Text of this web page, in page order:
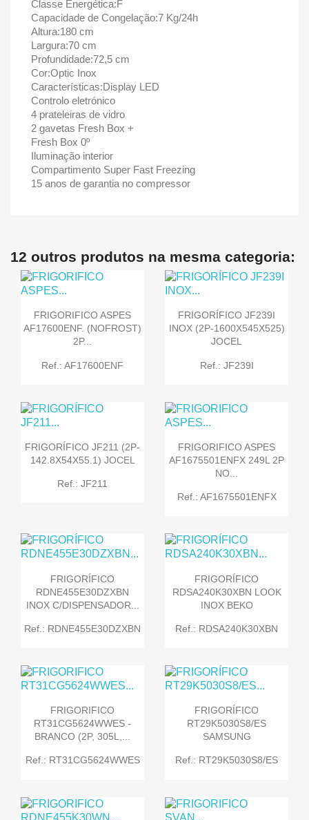
Classe Energética:F
Capacidade de Congelação:7 Kg/24h
Altura:180 cm
Largura:70 cm
Profundidade:72,5 cm
Cor:Optic Inox
Características:Display LED
Controlo eletrónico
4 prateleiras de vidro
2 gavetas Fresh Box +
Fresh Box 0º
Iluminação interior
Compartimento Super Fast Freezing
15 anos de garantia no compressor
12 outros produtos na mesma categoria:
FRIGORIFICO ASPES
AF17600ENF. (NOFROST)
2P...
Ref.: AF17600ENF
FRIGORÍFICO JF239I
INOX (2P-1600X545X525)
JOCEL
Ref.: JF239I
FRIGORÍFICO JF211 (2P-
142.8X54X55.1) JOCEL
Ref.: JF211
FRIGORIFICO ASPES
AF1675501ENFX 249L 2P
NO...
Ref.: AF1675501ENFX
FRIGORÍFICO
RDNE455E30DZXBN
INOX C/DISPENSADOR...
Ref.: RDNE455E30DZXBN
FRIGORÍFICO
RDSA240K30XBN LOOK
INOX BEKO
Ref.: RDSA240K30XBN
FRIGORIFICO
RT31CG5624WWES -
BRANCO (2P, 305L,...
Ref.: RT31CG5624WWES
FRIGORÍFICO
RT29K5030S8/ES
SAMSUNG
Ref.: RT29K5030S8/ES